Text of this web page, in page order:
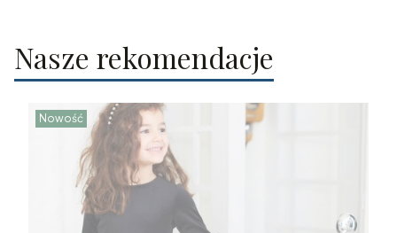
Nasze rekomendacje
Nowość